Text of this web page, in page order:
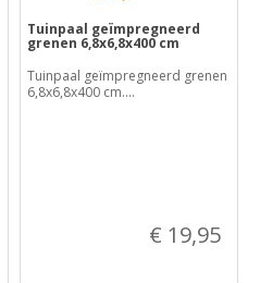
Tuinpaal geïmpregneerd
grenen 6,8x6,8x400 cm
Tuinpaal geïmpregneerd grenen
6,8x6,8x400 cm....
€ 19,95